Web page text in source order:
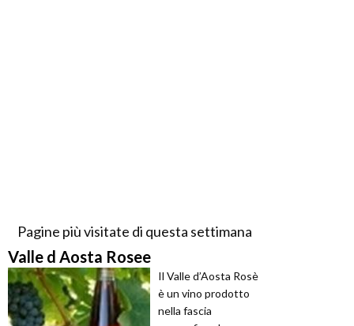
Pagine più visitate di questa settimana
Valle d Aosta Rosee
Il Valle d’Aosta Rosè
è un vino prodotto
nella fascia